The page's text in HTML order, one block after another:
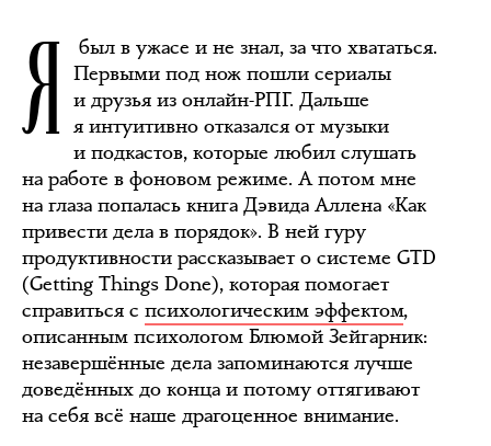
Я
был в ужасе и не знал, за что хвататься.
Первыми под нож пошли сериалы
и друзья из онлайн-РПГ. Дальше
я интуитивно отказался от музыки
и подкастов, которые любил слушать
на работе в фоновом режиме. А потом мне
на глаза попалась книга Дэвида Аллена «Как
привести дела в порядок». В ней гуру
продуктивности рассказывает о системе GTD
(Getting Things Done), которая помогает
справиться с психологическим эффектом,
описанным психологом Блюмой Зейгарник:
незавершённые дела запоминаются лучше
доведённых до конца и потому оттягивают
на себя всё наше драгоценное внимание.